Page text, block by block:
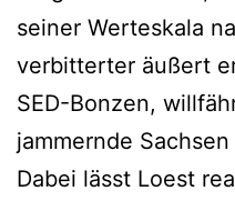
seiner Werteskala
verbitterter äußert
SED-Bonzen,
jammernde
Dabei lässt Loest